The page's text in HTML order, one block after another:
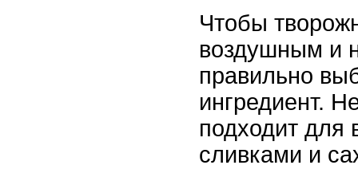
Чтобы
воздушным и
правильно
ингредиент.
подходит для
сливками и